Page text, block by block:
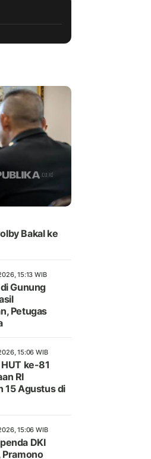
Bakal ke
15:13 WIB
Gunung
Petugas
15:06 WIB
ke-81
RI
15 Agustus di
15:06 WIB
DKI
Pramono